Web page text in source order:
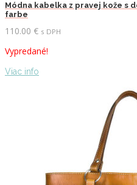
Módna kabelka z pravej kože s
farbe
110.00 € s DPH
Vypredané!
Viac info